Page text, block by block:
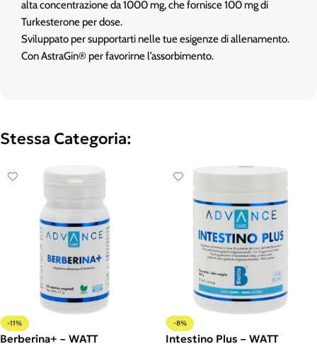
alta concentrazione da 1000 mg, che fornisce 100 mg di
Turkesterone per dose.
Sviluppato per supportarti nelle tue esigenze di allenamento.
Con AstraGin® per favorirne l’assorbimento.
Stessa Categoria:
-11%
Berberina+ – WATT
-8%
Intestino Plus – WATT